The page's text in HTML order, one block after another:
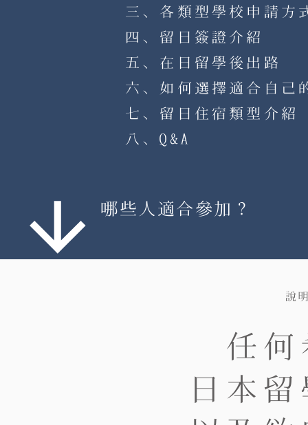
三、各類型學校申請方
四、留日簽證介紹
五、在日留學後出路
六、如何選擇適合自己
七、留日住宿類型介紹
八、Q&A
​哪些人適合參加？
說
任
日本